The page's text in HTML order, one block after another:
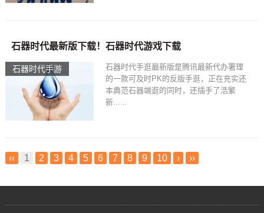
石器时代手游
石器时代最新版下载！石器时代游戏下载
石器时代手逛最新版是腾讯最新代办署理
的一款可及时PK的反版手逛，正在充实还
本典范石器端逛的同时，还插手了浩繁
新......
‹‹ 1 2 3 4 5 6 7 8 9 10 › ››